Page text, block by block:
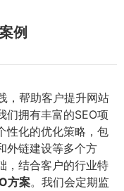
例
，帮助客户提升网站
们拥有丰富的SEO项
性化的优化策略，包
外链建设等多个方
，结合客户的行业特
方案。我们会定期监